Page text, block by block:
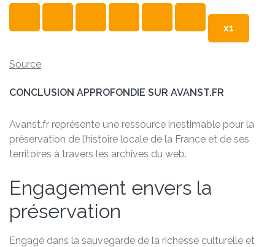
x1
Source
CONCLUSION APPROFONDIE SUR AVANST.FR
Avanst.fr représente une ressource inestimable pour la
préservation de l’histoire locale de la France et de ses
territoires à travers les archives du web.
Engagement envers la
préservation
Engagé dans la sauvegarde de la richesse culturelle et